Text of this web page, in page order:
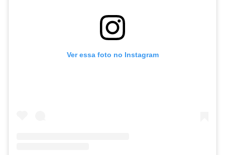
Ver essa foto no Instagram